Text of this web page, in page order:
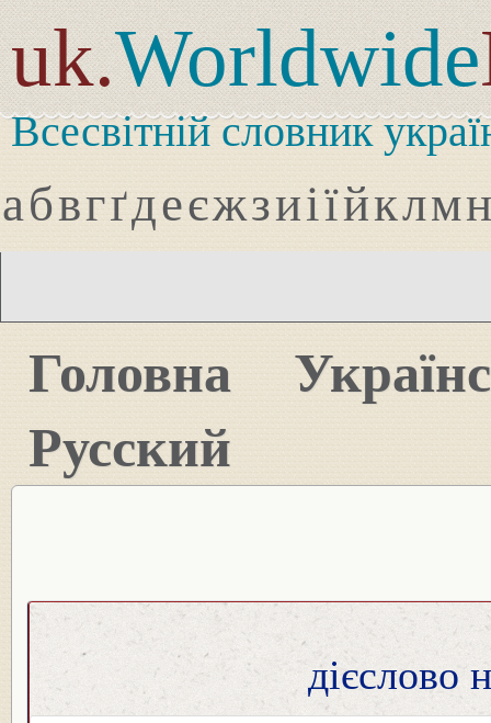
uk.Worldwide
Всесвітній словник
абвгґдеєжзиіїйклмн
Головна
Русский
дієслово